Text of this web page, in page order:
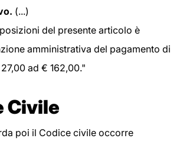
(...)
del presente articolo è
amministrativa del pagamento di
ad € 162,00."
Civile
poi il Codice civile occorre